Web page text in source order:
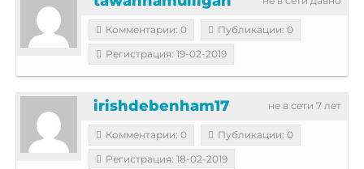
Комментарии: 0
Публикации: 0
Регистрация: 19-02-2019
не в сети 7 лет
irishdebenham17
Комментарии: 0
Публикации: 0
Регистрация: 18-02-2019